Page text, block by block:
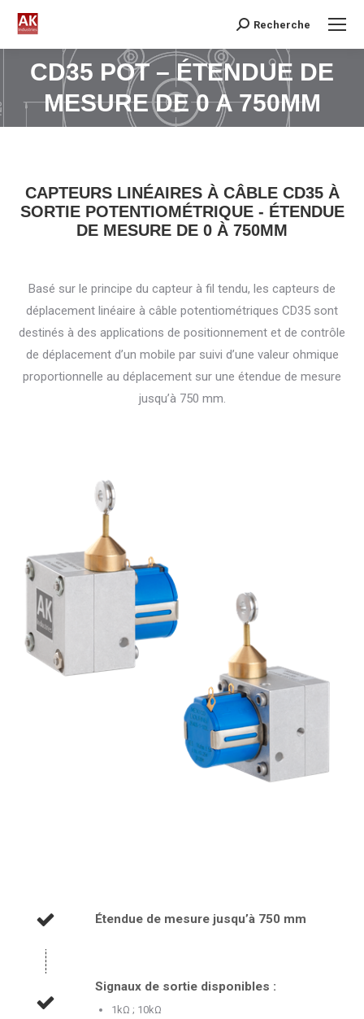
Search:Recherche
CD35 POT – ÉTENDUE DE
MESURE DE 0 A 750MM
Vous êtes ici :
CAPTEURS LINÉAIRES À CÂBLE CD35 À
SORTIE POTENTIOMÉTRIQUE - ÉTENDUE
DE MESURE DE 0 À 750MM
Basé sur le principe du capteur à fil tendu, les capteurs de
déplacement linéaire à câble potentiométriques CD35 sont
destinés à des applications de positionnement et de contrôle
de déplacement d’un mobile par suivi d’une valeur ohmique
proportionnelle au déplacement sur une étendue de mesure
jusqu’à 750 mm.
Étendue de mesure jusqu’à 750 mm
Signaux de sortie disponibles :
1kΩ ; 10kΩ